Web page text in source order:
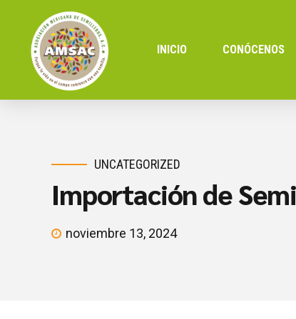
INICIO CONÓCENOS
UNCATEGORIZED
Importación de
noviembre 13, 2024